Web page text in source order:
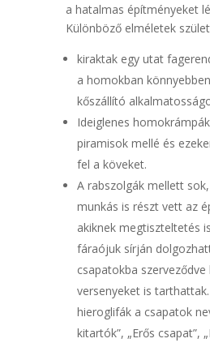
a hatalmas építményeket
Különböző elméletek
kiraktak egy utat
a homokban
kőszállító
Ideiglenes
piramisok mellé és
fel a köveket.
A rabszolgák mellett
munkás is részt vett az
akiknek megtiszteltetés
fáraójuk sírján
csapatokba szerveződve
versenyeket is
hieroglifák a csapatok
kitartók”, „Erős csapat”,